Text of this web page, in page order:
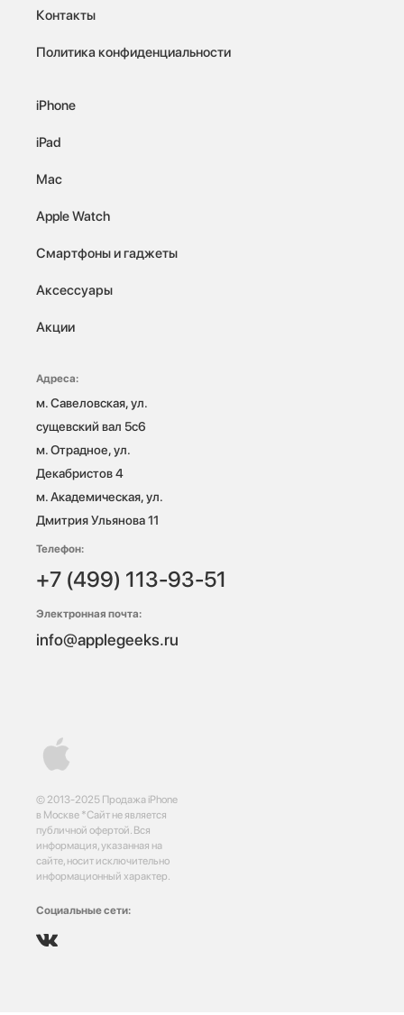
© 2013-2025 Продажа iPhone
в Москве *Сайт не является
публичной офертой. Вся
информация, указанная на
сайте, носит исключительно
информационный характер.
Социальные сети:
Контакты
Политика конфиденциальности
iPhone
iPad
Mac
Apple Watch
Смартфоны и гаджеты
Аксессуары
Акции
Адреса:
м. Савеловская, ул.
сущевский вал 5с6
м. Отрадное, ул.
Декабристов 4
м. Академическая, ул.
Дмитрия Ульянова 11
Телефон:
+7 (499) 113-93-51
Электронная почта:
info@applegeeks.ru